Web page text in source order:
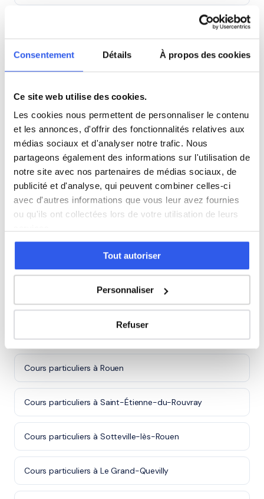
Consentement Détails À propos des cookies
Ce site web utilise des cookies.
Les cookies nous permettent de personnaliser le contenu
et les annonces, d'offrir des fonctionnalités relatives aux
médias sociaux et d'analyser notre trafic. Nous
partageons également des informations sur l'utilisation de
notre site avec nos partenaires de médias sociaux, de
publicité et d'analyse, qui peuvent combiner celles-ci
avec d'autres informations que vous leur avez fournies
ou qu'ils ont collectées lors de votre utilisation de leurs
Tout autoriser
Personnaliser
Refuser
Terminale (Lycée)
Études supérieures (Supérieur & Adultes)
Adultes (Supérieur & Adultes)
⭐
263+ familles accompagnées à Dieppe
intervient à domicile à Dieppe et alentours.
Rejoindre ces familles →
Autres villes dans le 76
Cours particuliers à Rouen
Cours particuliers à Saint-Étienne-du-Rouvray
Cours particuliers à Sotteville-lès-Rouen
Cours particuliers à Le Grand-Quevilly